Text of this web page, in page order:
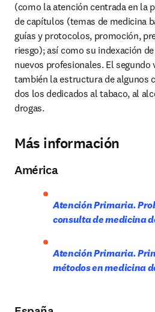
(como la atención centrada en la
de capítulos (temas de medicina
guías y protocolos, promoción,
riesgo); así como su indexación
nuevos profesionales. El
también la estructura de algunos
dos los dedicados al tabaco, al
drogas.
Más información
América
Atención Primaria.
consulta de medicina
Atención Primaria.
métodos en medicina